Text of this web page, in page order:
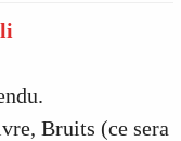
Bruits (ce sera